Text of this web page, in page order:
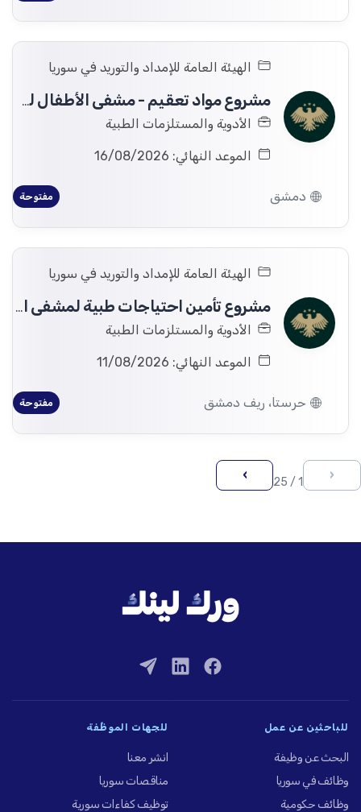
الهيئة العامة للإمداد والتوريد في سوريا
مشروع مواد تعقيم - مشفى الأطفال لصالح وزارة التعليم العالي والبحث العلمي
الأدوية والمستلزمات الطبية
الموعد النهائي: 16/08/2026
دمشق مفتوحة
الهيئة العامة للإمداد والتوريد في سوريا
مشروع تأمين احتياجات طبية لمشفى الشرطة في حرستا (مستهلكات، قلبية، عصبية، عظمية) لصالح وزارة الداخلية،
الأدوية والمستلزمات الطبية
الموعد النهائي: 11/08/2026
حرستا، ريف دمشق مفتوحة
‹
1 / 25
›
للباحثين عن عمل
البحث عن وظيفة
وظائف في سوريا
وظائف حكومية
للجهات الموظِّفة
انشر معنا
مناقصات سوريا
توظيف كفاءات سورية